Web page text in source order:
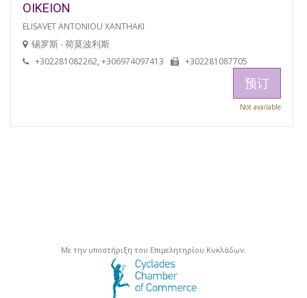
OIKEION
ELISAVET ANTONIOU XANTHAKI
锡罗斯 - 荷莫波利斯
+302281082262, +306974097413 +302281087705
预订
Not available
Με την υποστήριξη του Επιμελητηρίου Κυκλάδων.